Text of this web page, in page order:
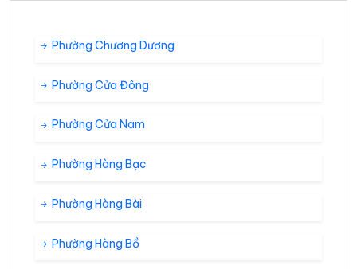
Phường Chương Dương
Phường Cửa Đông
Phường Cửa Nam
Phường Hàng Bạc
Phường Hàng Bài
Phường Hàng Bồ